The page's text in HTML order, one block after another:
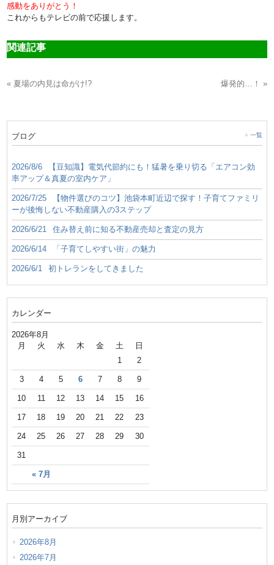
感動をありがとう！
これからもテレビの前で応援します。
関連記事
« 夏場の内見は命がけ!? 爆発的…！ »
ブログ 一覧
2026/8/6
【豆知識】電気代節約にも！猛暑を乗り切る「エアコン効
率アップ＆真夏の室内ケア」
2026/7/25
【物件選びのコツ】池袋本町近辺で探す！子育てファミリ
ーが後悔しない不動産購入の3ステップ
2026/6/21 住み替え前に知る不動産売却と査定の見方
2026/6/14 「子育てしやすい街」の魅力
2026/6/1 初トレランをしてきました
カレンダー
2026年8月
月 火 水 木 金 土 日
« 7月
1 2
3 4 5 6 7 8 9
10 11 12 13 14 15 16
17 18 19 20 21 22 23
24 25 26 27 28 29 30
31
月別アーカイブ
2026年8月
2026年7月